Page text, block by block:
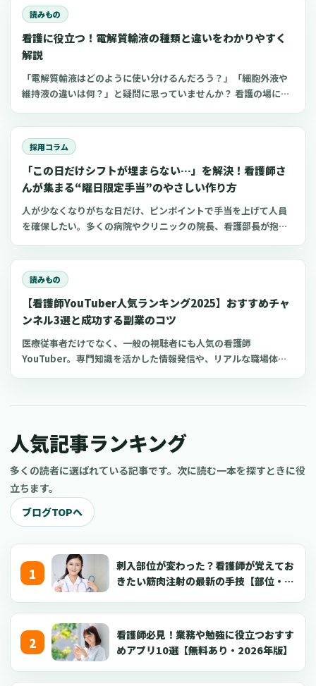
読みもの
看護に役立つ！電解質輸液の種類と違いをわかりやすく
解説
「電解質輸液はどのように使い分けるんだろう？」「細胞外液や
維持液の違いは何？」と疑問に思っていませんか？ 看護の場にお
類は多く、看護師がそれぞれの輸液製剤の特徴や使い分けを理解
するのは難しいものです。 今回は、看護師が知っておきたい電解
質輸液の種類と違いについてわかりやすく解説します。
採用コラム
「この日だけシフトが埋まらない…」を解決！看護師さ
んが集まる“曜日限定手当”のやさしい作り方
人が少なくなりがちな日だけ、ピンポイントで手当を上げて人員
を確保したい。多くの病院やクリニックの院長、看護部長が抱え
的な方法として「ダイナミック手当（変動手当）」という考え方
があります。この記事では、日本の医療機関の現実に合わせて、
連休前、年末年始、日曜祝日、感染症の流行期など、本当に人手
が必要な日だけ手当を上乗せする制度の設計方法と、現場が混乱
しない運用の作り方を解説します。また、現場で聞かれることが
きます。この記事は、制度導入の具体的なシステム実装や詳細な
KPI（目標とする指標）設定ではなく、まずは制度を「理解」し、
「納得」して、安心して導入を検討できることを目指してまとめ
読みもの
【看護師YouTuber人気ランキング2025】おすすめチャ
ンネル3選と成功する副業のコツ
医療従事者だけでなく、一般の視聴者にも人気の看護師
YouTuber。専門知識を活かした情報発信や、リアルな職場体験
看護師がYouTube副業を成功させるコツについてご紹介します。
に興味がある一般の方もぜひ参考にしてくださいね。
人気記事ランキング
多くの読者に選ばれている記事です。次に読む一本を探すときに役
立ちます。
ブログTOPへ
刺入部位が変わった？看護師が覚えてお
きたい筋肉注射の最新の手技【部位・
看護師必見！業務や勉強に役立つおすす
めアプリ10選【無料あり・2026年版】